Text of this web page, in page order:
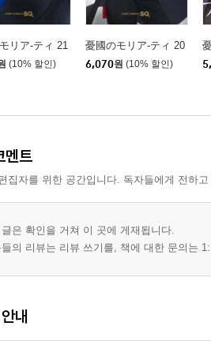
リア-ティ 21
(10% 할인)
憂國のモリア-ティ 20
6,070원 (10% 할인)
멘트
집자를 위한 공간입니다. 독자들에게 전하
은 확인을 거쳐 이 곳에 게재됩니다.
의 리뷰는 리뷰 쓰기를, 책에 대한 문의는
내